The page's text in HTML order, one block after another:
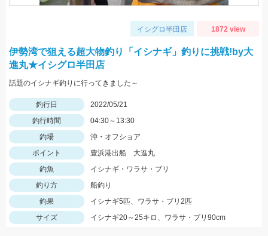
イシグロ半田店 1872 view
伊勢湾で狙える超大物釣り「イシナギ」釣りに挑戦!by大
進丸★イシグロ半田店
話題のイシナギ釣りに行ってきました～
釣行日
2022/05/21
釣行時間
04:30～13:30
釣場
沖・オフショア
ポイント
豊浜港出船 大進丸
釣魚
イシナギ・ワラサ・ブリ
釣り方
船釣り
釣果
イシナギ5匹、ワラサ・ブリ2匹
サイズ
イシナギ20～25キロ、ワラサ・ブリ90cm